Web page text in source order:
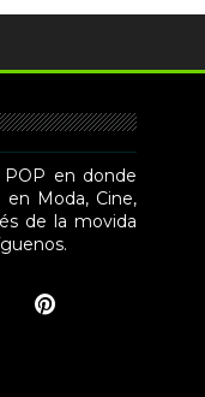
en donde
Moda, Cine,
de la movida